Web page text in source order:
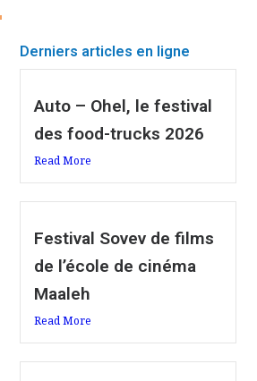
Derniers articles en ligne
Auto – Ohel, le festival
des food-trucks 2026
Read More
Festival Sovev de films
de l’école de cinéma
Maaleh
Read More